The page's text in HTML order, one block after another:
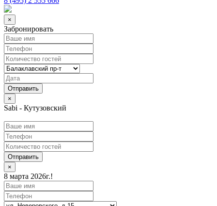
×
Забронировать
×
Sabi - Кутузовский
Отправить
×
8 марта 2026г.!